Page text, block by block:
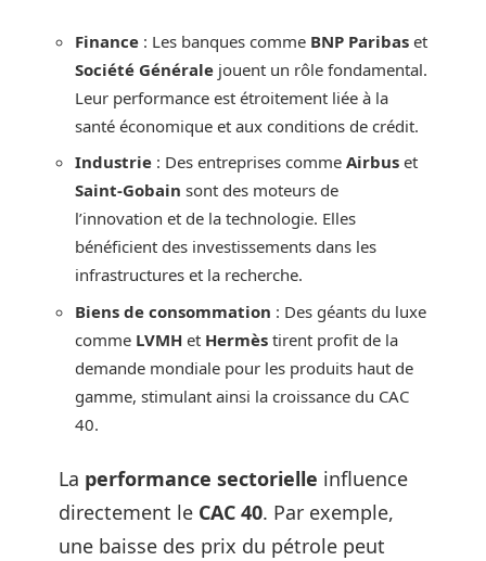
Finance : Les banques comme BNP Paribas et
Société Générale jouent un rôle fondamental.
Leur performance est étroitement liée à la
santé économique et aux conditions de crédit.
Industrie : Des entreprises comme Airbus et
Saint-Gobain sont des moteurs de
l’innovation et de la technologie. Elles
bénéficient des investissements dans les
infrastructures et la recherche.
Biens de consommation : Des géants du luxe
comme LVMH et Hermès tirent profit de la
demande mondiale pour les produits haut de
gamme, stimulant ainsi la croissance du CAC
40.
La performance sectorielle influence
directement le CAC 40. Par exemple,
une baisse des prix du pétrole peut